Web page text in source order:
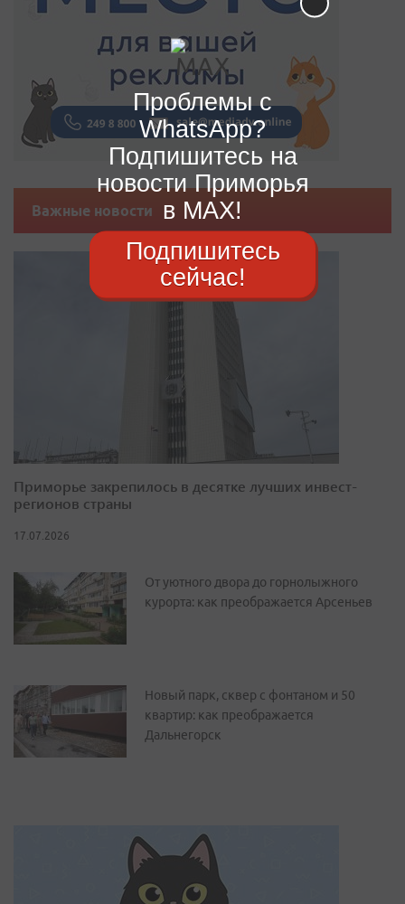
Важные новости
Приморье закрепилось в десятке лучших инвест-
регионов страны
17.07.2026
От уютного двора до горнолыжного
курорта: как преображается Арсеньев
Новый парк, сквер с фонтаном и 50
квартир: как преображается
Дальнегорск
Проблемы с
WhatsApp?
Подпишитесь на
новости Приморья
в MAX!
Подпишитесь
сейчас!